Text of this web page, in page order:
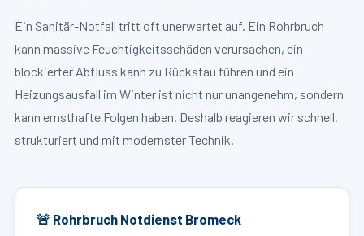
Ein Sanitär-Notfall tritt oft unerwartet auf. Ein Rohrbruch
kann massive Feuchtigkeitsschäden verursachen, ein
blockierter Abfluss kann zu Rückstau führen und ein
Heizungsausfall im Winter ist nicht nur unangenehm, sondern
kann ernsthafte Folgen haben. Deshalb reagieren wir schnell,
strukturiert und mit modernster Technik.
🚨 Rohrbruch Notdienst Bromeck